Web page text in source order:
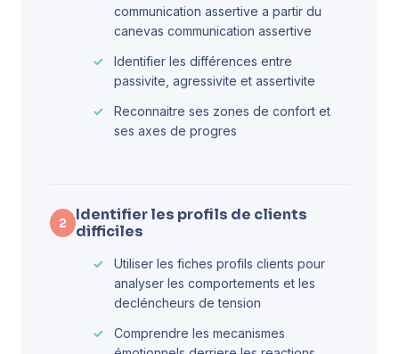
communication assertive a partir du
canevas communication assertive
Identifier les différences entre
passivite, agressivite et assertivite
Reconnaitre ses zones de confort et
ses axes de progres
2
Identifier les profils de clients
difficiles
Utiliser les fiches profils clients pour
analyser les comportements et les
decléncheurs de tension
Comprendre les mecanismes